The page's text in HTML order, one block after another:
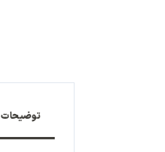
توضیحات